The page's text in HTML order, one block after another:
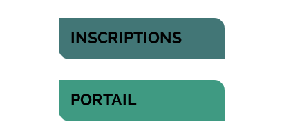
INSCRIPTIONS
PORTAIL